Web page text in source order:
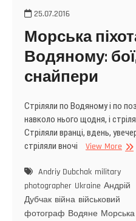
25.07.2016
Морська
Водяному:
снайпери
Стріляли по Водяному і по
навколо нього щодня, і
Стріляли вранці, вдень,
стріляли вночі
View More
Andriy Dubchak military
photographer Ukraine Андрій
Дубчак війна військовий
фотограф Водяне Морська